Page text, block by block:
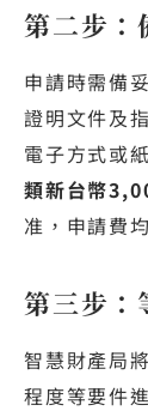
第二步：
申請時需備
證明文件及
電子方式或
類新台幣
准，申請費
第三步：
智慧財產局
程度等要件